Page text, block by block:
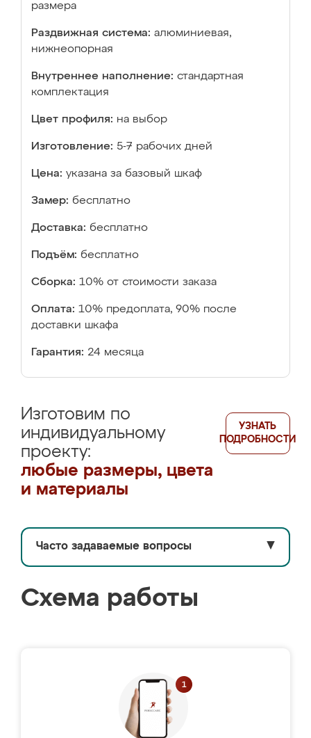
размера
Раздвижная система: алюминиевая,
нижнеопорная
Внутреннее наполнение: стандартная
комплектация
Цвет профиля: на выбор
Изготовление: 5-7 рабочих дней
Цена: указана за базовый шкаф
Замер: бесплатно
Доставка: бесплатно
Подъём: бесплатно
Сборка: 10% от стоимости заказа
Оплата: 10% предоплата, 90% после
доставки шкафа
Гарантия: 24 месяца
Изготовим по
индивидуальному
проекту:
любые размеры, цвета
и материалы
УЗНАТЬ
ПОДРОБНОСТИ
Часто задаваемые вопросы ▼
Схема работы